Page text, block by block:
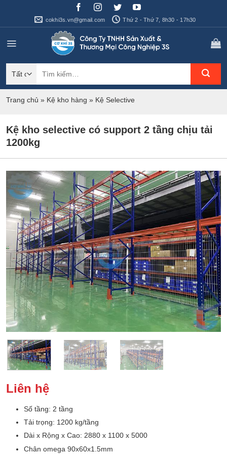
cokhi3s.vn@gmail.com Thứ 2 - Thứ 7, 8h30 - 17h30
kiếm:
Trang chủ » Kệ kho hàng » Kệ Selective
Kệ kho selective có support 2 tầng chịu tải
1200kg
Liên hệ
Số tầng: 2 tầng
Tải trọng: 1200 kg/tầng
Dài x Rộng x Cao: 2880 x 1100 x 5000
Chân omega 90x60x1.5mm